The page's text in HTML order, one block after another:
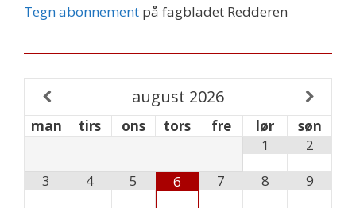
Tegn abonnement på fagbladet Redderen
august 2026
man tirs ons tors fre lør
søn
1
2
3
4 5 6 7 8 9